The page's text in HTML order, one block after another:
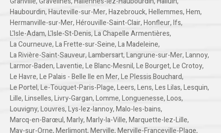
Haubourdin,Hauteville-sur-Mer,Hazebrouck,Hellemmes,Hem,
Hermanville-sur-Mer,Hérouville-Saint-Clair,Honfleur,Ifs,
L'Isle-Adam,L'Isle-St-Denis,La Chapelle Armentières,
La Courneuve,La Frette-sur-Seine,La Madeleine,
La Rivière-Saint-Sauveur,Lambersart,Langrune-sur-Mer,Lannoy,
Larmor-Baden,Laventie,Le Blanc-Mesnil,Le Bourget,Le Crotoy,
Le Havre,Le Palais - Belle Ile en Mer,Le Plessis Bouchard,
Le Portel,Le-Touquet-Paris-Plage,Leers,Lens,Les Lilas,Lesquin,
Lille,Linselles,Livry-Gargan,Lomme,Longuenesse,Loos,
Louvigny,Louvres,Lys-lez-lannoy,Malo-les-bains,
Marcq-en-Barœul,Marly,Marly-la-Ville,Marquette-lez-Lille,